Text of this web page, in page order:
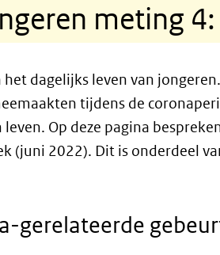
meting
dagelijks leven van
tijdens de
Op deze pagina
(juni 2022). Dit is onderdeel
gerelateerde